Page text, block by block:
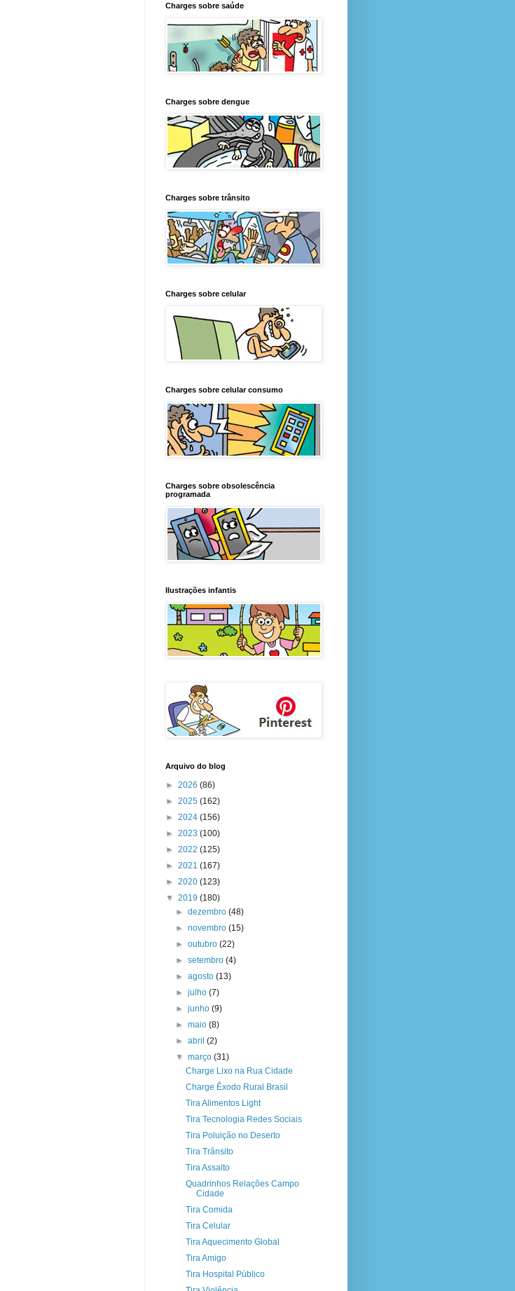
Charges sobre saúde
Charges sobre dengue
Charges sobre trânsito
Charges sobre celular
Charges sobre celular consumo
Charges sobre obsolescência
programada
Ilustrações infantis
Arquivo do blog
► 2026 (86)
► 2025 (162)
► 2024 (156)
► 2023 (100)
► 2022 (125)
► 2021 (167)
► 2020 (123)
▼ 2019 (180)
► dezembro (48)
► novembro (15)
► outubro (22)
► setembro (4)
► agosto (13)
► julho (7)
► junho (9)
► maio (8)
► abril (2)
▼ março (31)
Charge Lixo na Rua Cidade
Charge Êxodo Rural Brasil
Tira Alimentos Light
Tira Tecnologia Redes Sociais
Tira Poluição no Deserto
Tira Trânsito
Tira Assalto
Quadrinhos Relações Campo
Cidade
Tira Comida
Tira Celular
Tira Aquecimento Global
Tira Amigo
Tira Hospital Público